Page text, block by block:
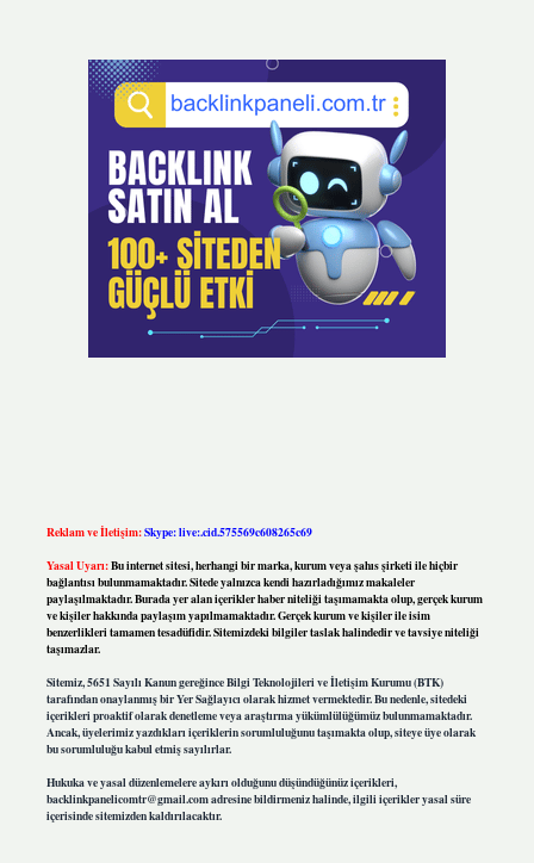
Reklam ve İletişim:Skype: live:.cid.575569c608265c69
Yasal Uyarı:Bu internet sitesi, herhangi bir marka, kurum veya şahıs şirketi ile hiçbir
bağlantısı bulunmamaktadır. Sitede yalnızca kendi hazırladığımız makaleler
paylaşılmaktadır. Burada yer alan içerikler haber niteliği taşımamakta olup, gerçek kurum
ve kişiler hakkında paylaşım yapılmamaktadır. Gerçek kurum ve kişiler ile isim
benzerlikleri tamamen tesadüfidir. Sitemizdeki bilgiler taslak halindedir ve tavsiye niteliği
taşımazlar.
Sitemiz, 5651 Sayılı Kanun gereğince Bilgi Teknolojileri ve İletişim Kurumu (BTK)
tarafından onaylanmış bir Yer Sağlayıcı olarak hizmet vermektedir. Bu nedenle, sitedeki
içerikleri proaktif olarak denetleme veya araştırma yükümlülüğümüz bulunmamaktadır.
Ancak, üyelerimiz yazdıkları içeriklerin sorumluluğunu taşımakta olup, siteye üye olarak
bu sorumluluğu kabul etmiş sayılırlar.
Hukuka ve yasal düzenlemelere aykırı olduğunu düşündüğünüz içerikleri,
backlinkpanelicomtr@gmail.comadresine bildirmeniz halinde, ilgili içerikler yasal süre
içerisinde sitemizden kaldırılacaktır.